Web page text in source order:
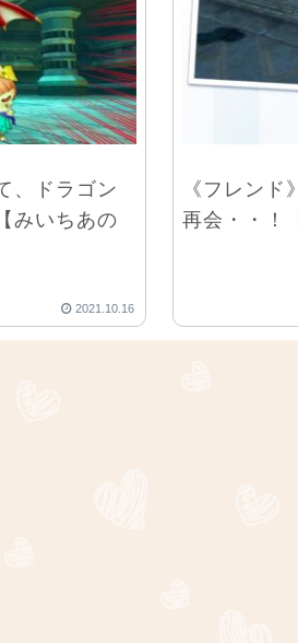
、ドラゴン
みいちあの
2021.10.16
《フレン
再会・・！